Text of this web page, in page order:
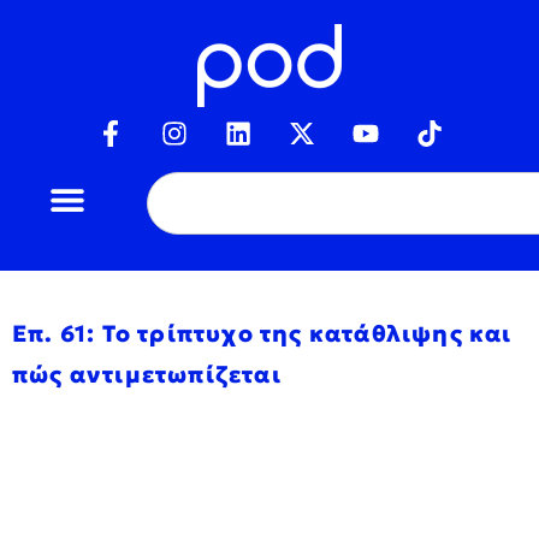
Επ. 61: Το τρίπτυχο της κατάθλιψης και
πώς αντιμετωπίζεται